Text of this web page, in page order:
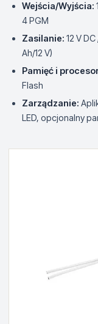
Wejścia/Wyjścia:
4 PGM
Zasilanie: 12 V
Ah/12 V)
Pamięć i
Flash
Zarządzanie:
LED, opcjonalny